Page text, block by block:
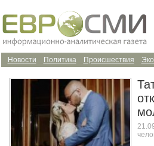
Происшествия
Политика
Новости